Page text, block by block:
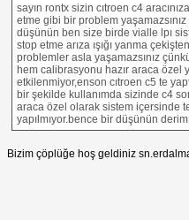
sayın rontx sizin cıtroen c4
etme gibi bir problem
düşünün ben size birde vialle lpı
stop etme arıza ışığı yanma
problemler asla yaşamazsınız
hem calibrasyonu hazır araca özel
etkilenmiyor,enson cıtroen c5 te
bir şekilde kullanımda sizinde c4
araca özel olarak sistem içersinde
yapılmıyor.bence bir düşünün derim.
Bizim çöplüğe hoş geldiniz